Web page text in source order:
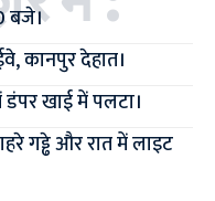
बजे।
कानपुर देहात।
खाई में पलटा।
गड्ढे और रात में लाइट